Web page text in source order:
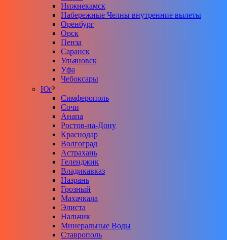
Нижнекамск
Набережные Челны внутренние вылеты
Оренбург
Орск
Пенза
Саранск
Ульяновск
Уфа
Чебоксары
Юг
Симферополь
Сочи
Анапа
Ростов-на-Дону
Краснодар
Волгоград
Астрахань
Геленджик
Владикавказ
Назрань
Грозный
Махачкала
Элиста
Нальчик
Минеральные Воды
Ставрополь